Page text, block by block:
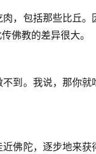
，包括那些比丘
佛教的差异很大。
到。我说，那你就
佛陀，逐步地来